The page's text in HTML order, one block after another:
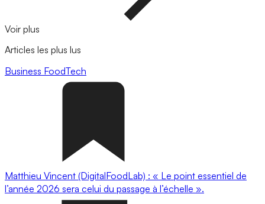
Voir plus
Articles les plus lus
Business FoodTech
Matthieu Vincent (DigitalFoodLab) : « Le point essentiel de
l’année 2026 sera celui du passage à l’échelle ».